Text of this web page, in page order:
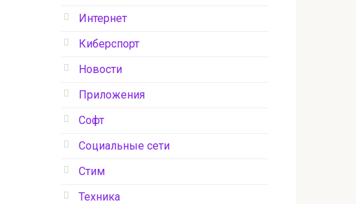
Интернет
Киберспорт
Новости
Приложения
Софт
Социальные сети
Стим
Техника